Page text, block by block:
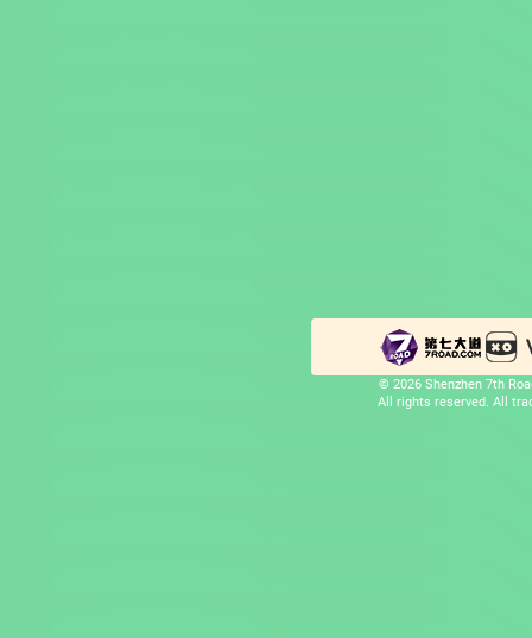
© 2026 Shenzhen 7th
All rights reserved. All